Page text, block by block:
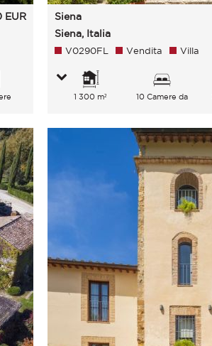
EUR
Siena
Siena, Italia
V0290FL Vendita Villa
1 300 m²
10 Camere da